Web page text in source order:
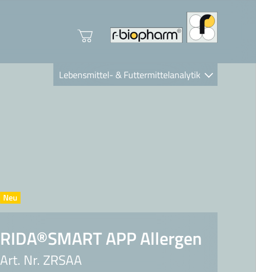
Lebensmittel- & Futtermittelanalytik
RIDA®SMART APP Allergen
Art. Nr. ZRSAA